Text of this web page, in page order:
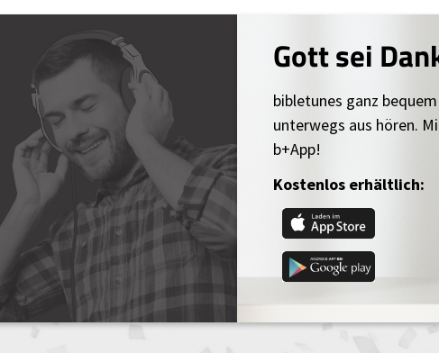
Gott sei
bibletunes ganz
unterwegs aus hören.
b+App!
Kostenlos erhältlich: